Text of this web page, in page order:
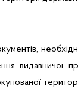
,
видавничої